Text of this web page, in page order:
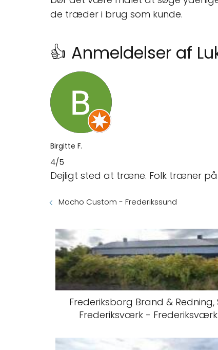
de træder i brug som kunde.
👍 Anmeldelser af
Birgitte F.
4/5
Dejligt sted at træne. Folk træner
Macho Custom - Frederikssund
Frederiksborg Brand & Redning,
Frederiksværk - Frederiksværk